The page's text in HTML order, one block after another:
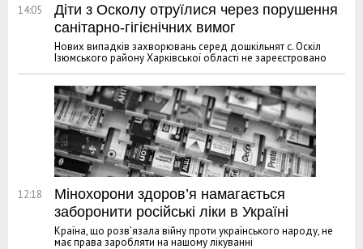
14:05
Діти з Осколу отруїлися через порушення
санітарно-гігієнічних вимог
Нових випадків захворювань серед дошкільнят с. Оскіл
Ізюмського району Харківської області не зареєстровано
12:18
Мінохорони здоров’я намагається
заборонити російські ліки в Україні
Країна, що розв’язала війну проти українського народу, не
має права заробляти на нашому лікуванні